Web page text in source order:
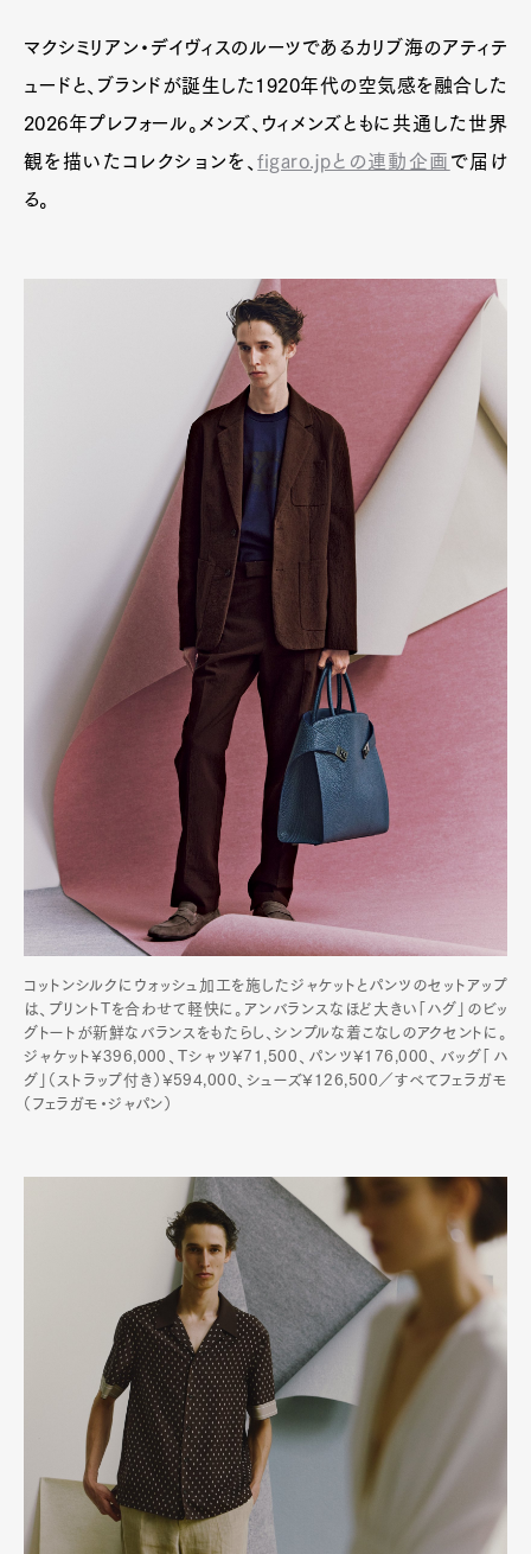
WatchFashion
Product Culture
Pen Membership
Magazine
Official Columnist
About
Contact
Pen Meet
Pen international Pen tw
マクシミリアン・デイヴィスのルーツであるカリブ海のアティテ
ュードと、ブランドが誕生した1920年代の空気感を融合した
2026年プレフォール。メンズ、ウィメンズともに共通した世界
観を描いたコレクションを、figaro.jpとの連動企画 で届け
る。
コットンシルクにウォッシュ加工を施したジャケットとパンツのセットアップ
は、プリントTを合わせて軽快に。アンバランスなほど大きい「ハグ」のビッ
グトートが新鮮なバランスをもたらし、シンプルな着こなしのアクセントに。
ジャケット¥396,000、Tシャツ¥71,500、パンツ¥176,000、バッグ「ハ
グ」（ストラップ付き）¥594,000、シューズ¥126,500／すべてフェラガモ
（フェラガモ・ジャパン）